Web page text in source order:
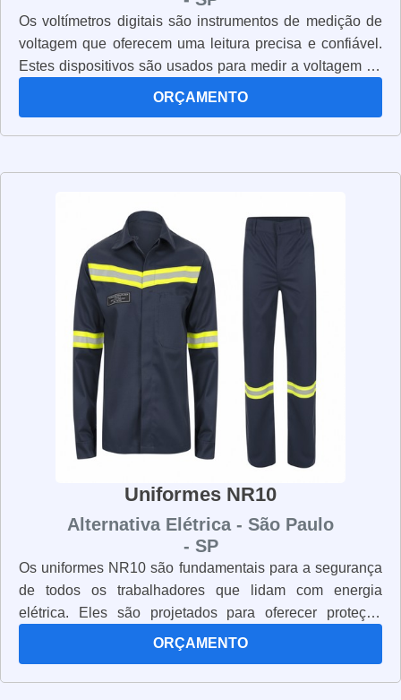
Os voltímetros digitais são instrumentos de medição de
voltagem que oferecem uma leitura precisa e confiável.
Estes dispositivos são usados para medir a voltagem de
circuitos elétricos, permitindo que os usuários verifiquem
voltímetros digitais são muito fáceis de usar e oferecem
compactos e leves, o que os torna ideais para uso em
seguros, pois possuem proteção contra sobrecarga e
curto-circuito. Estes dispositivos são extremamente úteis
para qualquer pessoa que precise medir voltagem de
circuitos elétricos, pois oferecem uma leitura precisa e
confiável.
ORÇAMENTO
Uniformes NR10
Alternativa Elétrica - São Paulo
- SP
Os uniformes NR10 são fundamentais para a segurança
de todos os trabalhadores que lidam com energia
elétrica. Eles são projetados para oferecer proteção
contra choques elétricos, queimaduras, riscos mecânicos
fabricados com materiais resistentes e duráveis, que
ORÇAMENTO